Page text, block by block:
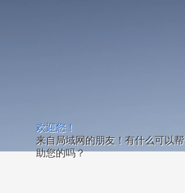
欢迎您！
来自局域网的朋友！有什么可以帮
助您的吗？